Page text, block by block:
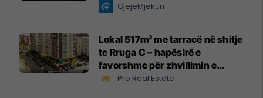
GjejeMjekun
Lokal 517m² me tarracë në shitje
te Rruga C – hapësirë e
favorshme për zhvillimin e
biznesit #15796
Pro Real Estate